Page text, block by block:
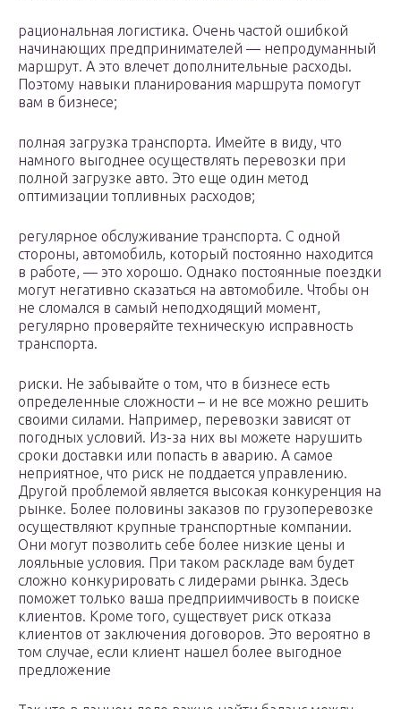
рациональная логистика. Очень частой ошибкой
начинающих предпринимателей — непродуманный
маршрут. А это влечет дополнительные расходы.
Поэтому навыки планирования маршрута помогут
вам в бизнесе;
полная загрузка транспорта. Имейте в виду, что
намного выгоднее осуществлять перевозки при
полной загрузке авто. Это еще один метод
оптимизации топливных расходов;
регулярное обслуживание транспорта. С одной
стороны, автомобиль, который постоянно находится
в работе, — это хорошо. Однако постоянные поездки
могут негативно сказаться на автомобиле. Чтобы он
не сломался в самый неподходящий момент,
регулярно проверяйте техническую исправность
транспорта.
риски. Не забывайте о том, что в бизнесе есть
определенные сложности – и не все можно решить
своими силами. Например, перевозки зависят от
погодных условий. Из-за них вы можете нарушить
сроки доставки или попасть в аварию. А самое
неприятное, что риск не поддается управлению.
Другой проблемой является высокая конкуренция на
рынке. Более половины заказов по грузоперевозке
осуществляют крупные транспортные компании.
Они могут позволить себе более низкие цены и
лояльные условия. При таком раскладе вам будет
сложно конкурировать с лидерами рынка. Здесь
поможет только ваша предприимчивость в поиске
клиентов. Кроме того, существует риск отказа
клиентов от заключения договоров. Это вероятно в
том случае, если клиент нашел более выгодное
предложение